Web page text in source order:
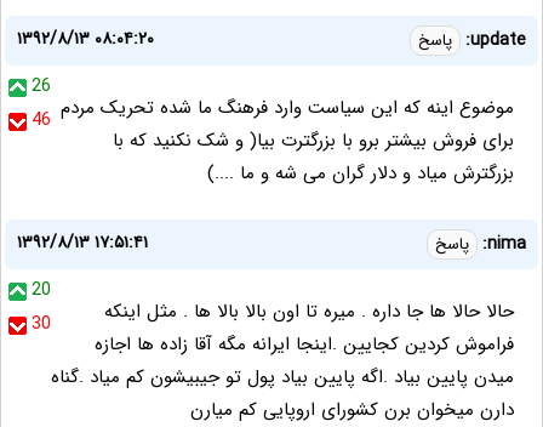
update: پاسخ
۱۳۹۲/۸/۱۳ ۰۸:۰۴:۲۰
26
46 موضوع اینه که این سیاست وارد فرهنگ ما شده تحریک مردم
برای فروش بیشتر برو با بزرگترت بیا( و شک نکنید که با
بزرگترش میاد و دلار گران می شه و ما ....)
nima: پاسخ
۱۳۹۲/۸/۱۳ ۱۷:۵۱:۴۱
20
30
حالا حالا ها جا داره . میره تا اون بالا بالا ها . مثل اینکه
فراموش کردین کجایین .اینجا ایرانه مگه آقا زاده ها اجازه
میدن پایین بیاد .اگه پایین بیاد پول تو جیبیشون کم میاد .گناه
دارن میخوان برن کشورای اروپایی کم میارن